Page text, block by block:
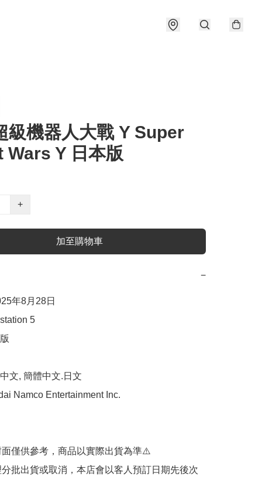
級機器人大戰 Y Super
Wars Y 日本版
+
加至購物車
−
年8月28日
5
文, 簡體中文.日文
Namco Entertainment Inc.
僅供參考，商品以實際出貨為準⚠️
批出貨或取消，本店會以客人預訂日期先後次